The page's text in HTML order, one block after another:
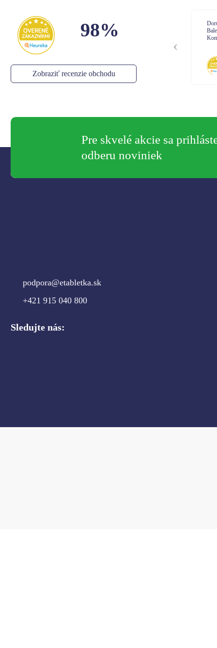
98%
Zobraziť recenzie obchodu
Doručenie: Objednávka prišla podľa plánu
Balenie: Všetko bolo vporiadku
Komunikácia: Ok
Pre skvelé akcie sa
odberu noviniek
podpora@etabletka.sk
+421 915 040 800
Sledujte nás: